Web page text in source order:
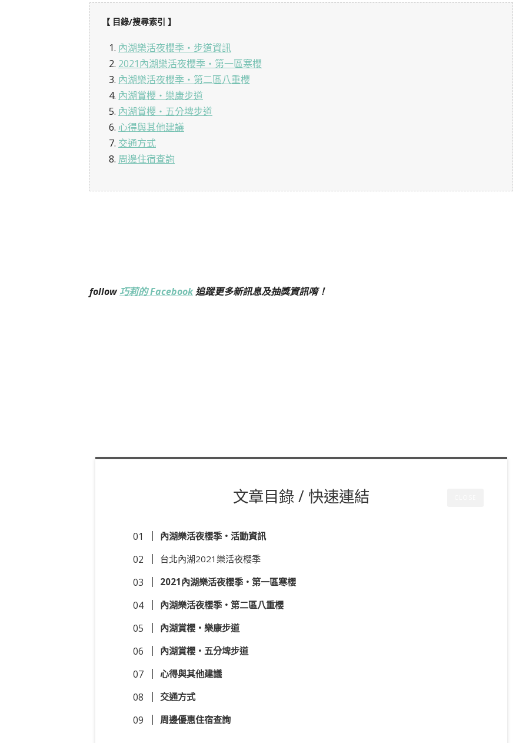
【 目錄/搜尋索引 】
1. 內湖樂活夜櫻季・步道資訊
2. 2021內湖樂活夜櫻季・第一區寒櫻
3. 內湖樂活夜櫻季・第二區八重櫻
4. 內湖賞櫻・樂康步道
5. 內湖賞櫻・五分埤步道
6. 心得與其他建議
7. 交通方式
8. 周邊住宿查詢
follow巧莉的 Facebook追蹤更多新訊息及抽獎資訊唷！
文章目錄 / 快速連結
內湖樂活夜櫻季・活動資訊
台北內湖2021樂活夜櫻季
2021內湖樂活夜櫻季・第一區寒櫻
內湖樂活夜櫻季・第二區八重櫻
內湖賞櫻・樂康步道
內湖賞櫻・五分埤步道
心得與其他建議
交通方式
周邊優惠住宿查詢